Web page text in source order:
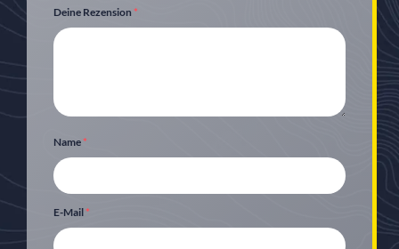
Deine Rezension *
Name*
E-Mail*